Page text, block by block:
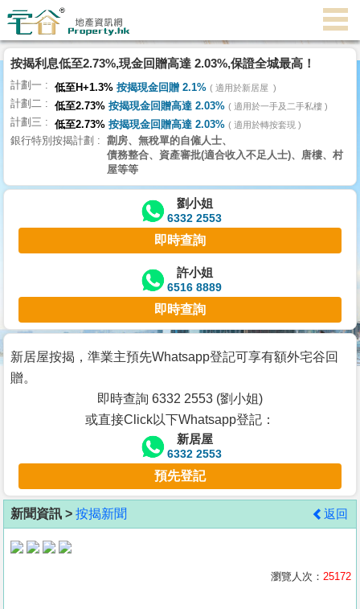
理
主
頁
搵
樓/
交
業
主
宅
谷
按
客
地
產
按揭利息低至2.73%,現金回贈高達 2.03%,保證全城最高！
計劃一 低至H+1.3% 按揭現金回贈 2.1% 適用於新居屋
計劃二 低至2.73% 按揭現金回贈高達 2.03% 適用於一手及二手私樓
計劃三 低至2.73% 按揭現金回贈高達 2.03% 適用於轉按套現
銀行特別按揭計劃
劏房、無稅單的自僱人士、
債務整合、資產審批(適合收入不足人士)、唐樓、村
屋等等
劉小姐
6332 2553
即時查詢
許小姐
6516 8889
即時查詢
新居屋按揭，準業主預先Whatsapp登記可享有額外宅谷回
贈。
即時查詢 6332 2553 (劉小姐)
或直接Click以下Whatsapp登記：
新居屋
6332 2553
預先登記
新聞資訊 > 按揭新聞 返回
瀏覽人次： 25172